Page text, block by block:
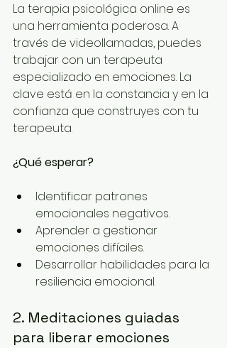
La terapia psicológica online es
una herramienta poderosa. A
través de videollamadas, puedes
trabajar con un terapeuta
especializado en emociones. La
clave está en la constancia y en la
confianza que construyes con tu
terapeuta.
¿Qué esperar?
Identificar patrones
emocionales negativos.
Aprender a gestionar
emociones difíciles.
Desarrollar habilidades para la
resiliencia emocional.
2. Meditaciones guiadas
para liberar emociones